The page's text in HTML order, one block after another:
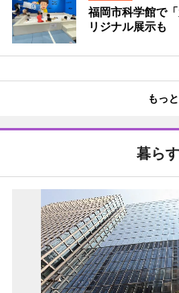
福岡市科学館で
リジナル展示も
もっ
暮ら